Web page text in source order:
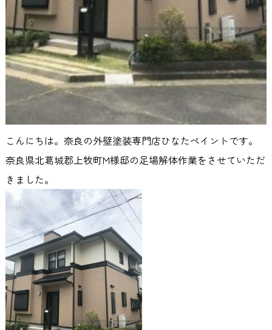
こんにちは。奈良の外壁塗装専門店ひなたペイントです。
奈良県北葛城郡上牧町M様邸の足場解体作業をさせていただ
きました。